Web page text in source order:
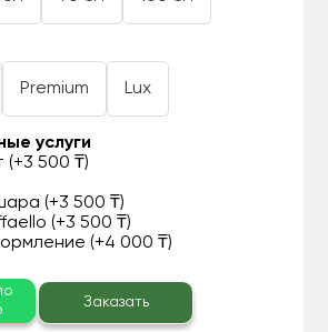
Premium Lux
услуги
(+3 500 ₸)
(+3 500 ₸)
(+3 500 ₸)
(+4 000 ₸)
Заказать